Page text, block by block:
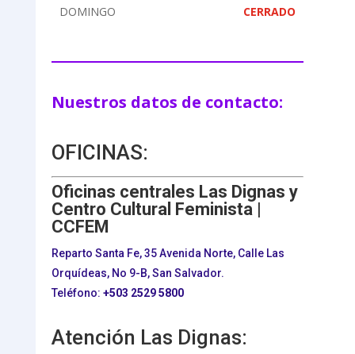
DOMINGO CERRADO
Nuestros datos de contacto:
OFICINAS:
Oficinas centrales Las Dignas y
Centro Cultural Feminista |
CCFEM
Reparto Santa Fe, 35 Avenida Norte, Calle Las
Orquídeas, No 9-B, San Salvador.
Teléfono: +503 2529 5800
Atención Las Dignas: